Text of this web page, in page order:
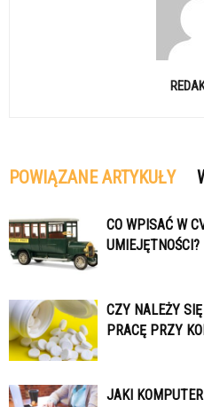
POWIĄZANE ARTYKUŁY
CO WPISAĆ W
UMIEJĘTNOŚCI?
CZY NALEŻY
PRACĘ PRZY
JAKI